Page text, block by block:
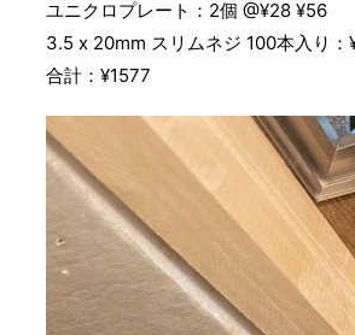
ユニクロプレート：2個 @¥28 ¥56
3.5 x 20mm スリムネジ 100本入り：
合計：¥1577